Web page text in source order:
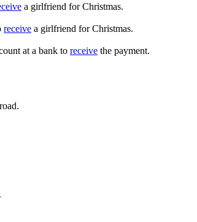
a girlfriend for Christmas.
receive a girlfriend for Christmas.
at a bank to receive the payment.